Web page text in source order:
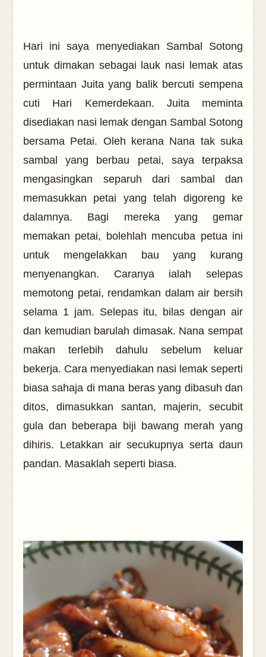
Hari ini saya menyediakan Sambal Sotong
untuk dimakan sebagai lauk nasi lemak atas
permintaan Juita yang balik bercuti sempena
cuti Hari Kemerdekaan. Juita meminta
disediakan nasi lemak dengan Sambal Sotong
bersama Petai. Oleh kerana Nana tak suka
sambal yang berbau petai, saya terpaksa
mengasingkan separuh dari sambal dan
memasukkan petai yang telah digoreng ke
dalamnya. Bagi mereka yang gemar
memakan petai, bolehlah mencuba petua ini
untuk mengelakkan bau yang kurang
menyenangkan. Caranya ialah selepas
memotong petai, rendamkan dalam air bersih
selama 1 jam. Selepas itu, bilas dengan air
dan kemudian barulah dimasak. Nana sempat
makan terlebih dahulu sebelum keluar
bekerja. Cara menyediakan nasi lemak seperti
biasa sahaja di mana beras yang dibasuh dan
ditos, dimasukkan santan, majerin, secubit
gula dan beberapa biji bawang merah yang
dihiris. Letakkan air secukupnya serta daun
pandan. Masaklah seperti biasa.